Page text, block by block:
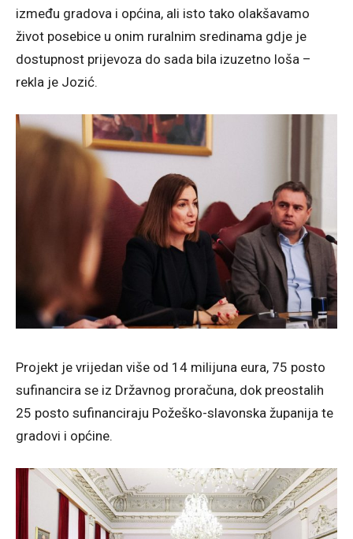
između gradova i općina, ali isto tako olakšavamo
život posebice u onim ruralnim sredinama gdje je
dostupnost prijevoza do sada bila izuzetno loša –
rekla je Jozić.
Projekt je vrijedan više od 14 milijuna eura, 75 posto
sufinancira se iz Državnog proračuna, dok preostalih
25 posto sufinanciraju Požeško-slavonska županija te
gradovi i općine.